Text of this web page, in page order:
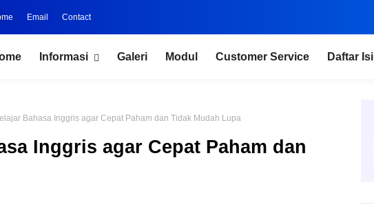
Email Contact
Informasi Galeri Modul Customer Service Daftar Isi
Bahasa Inggris agar Cepat Paham dan Tidak Mudah Lupa
Inggris agar Cepat Paham dan